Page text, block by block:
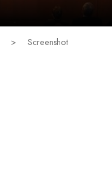
> Screenshot